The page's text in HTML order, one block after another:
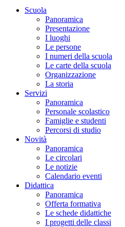
Scuola
Panoramica
Presentazione
I luoghi
Le persone
I numeri della scuola
Le carte della scuola
Organizzazione
La storia
Servizi
Panoramica
Personale scolastico
Famiglie e studenti
Percorsi di studio
Novità
Panoramica
Le circolari
Le notizie
Calendario eventi
Didattica
Panoramica
Offerta formativa
Le schede didattiche
I progetti delle classi